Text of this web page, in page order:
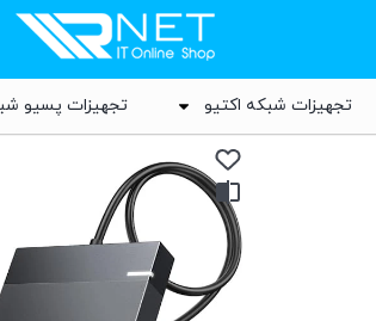
تجهیزات شبکه اکتیو تجهیزات پسیو